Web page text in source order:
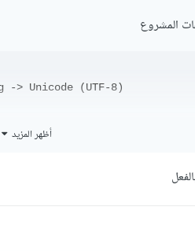
المشروع
Unicode (UTF-8)
أظهر المزيد